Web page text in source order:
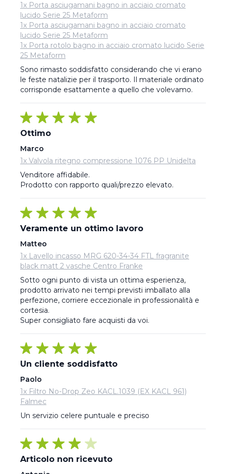
1x Porta asciugamani bagno in acciaio cromato
lucido Serie 25 Metaform
1x Porta asciugamani bagno in acciaio cromato
lucido Serie 25 Metaform
1x Porta rotolo bagno in acciaio cromato lucido Serie
25 Metaform
Sono rimasto soddisfatto considerando che vi erano
le feste natalizie per il trasporto. Il materiale ordinato
corrisponde esattamente a quello che volevamo.
Ottimo
Marco
1x Valvola ritegno compressione 1076 PP Unidelta
Venditore affidabile.
Prodotto con rapporto quali/prezzo elevato.
Veramente un ottimo lavoro
Matteo
1x Lavello incasso MRG 620-34-34 FTL fragranite
black matt 2 vasche Centro Franke
Sotto ogni punto di vista un ottima esperienza,
prodotto arrivato nei tempi previsti imballato alla
perfezione, corriere eccezionale in professionalità e
cortesia.
Super consigliato fare acquisti da voi.
Un cliente soddisfatto
Paolo
1x Filtro No-Drop Zeo KACL.1039 (EX KACL 961)
Falmec
Un servizio celere puntuale e preciso
Articolo non ricevuto